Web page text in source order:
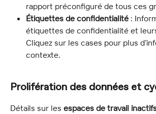
rapport préconfiguré de tous ces
Étiquettes de confidentialité :
étiquettes de confidentialité et
Cliquez sur les cases pour plus
contexte.
Prolifération des données et
Détails sur les espaces de travail